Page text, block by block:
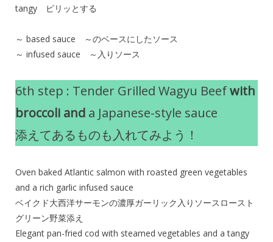
tangy ピリッとする
～ based sauce ～のベースにしたソース
～ infused sauce ～入りソース
6th step : Tender Grilled Wagyu Beefwith
broccoli and a Japanese-style sauce
添えてあるものも入れてみよう！
Oven baked Atlantic salmon with roasted green vegetables
and a rich garlic infused sauce
ベイクド大西洋サーモンの濃厚ガーリック入りソースロースト
グリーン野菜添え
Elegant pan-fried cod with steamed vegetables and a tangy